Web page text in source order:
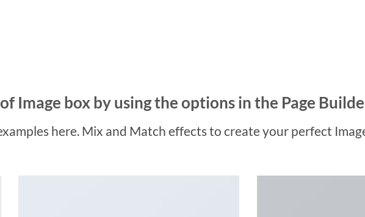
Image box by using the options in the Page
here. Mix and Match effects to create your perfect